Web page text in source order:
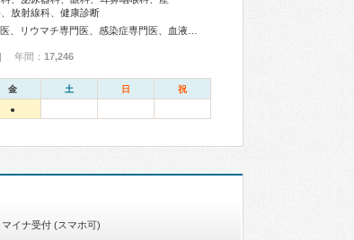
放射線科、健康診断
間： 17,246
金 土 日 祝
●
マイナ受付 (スマホ可)